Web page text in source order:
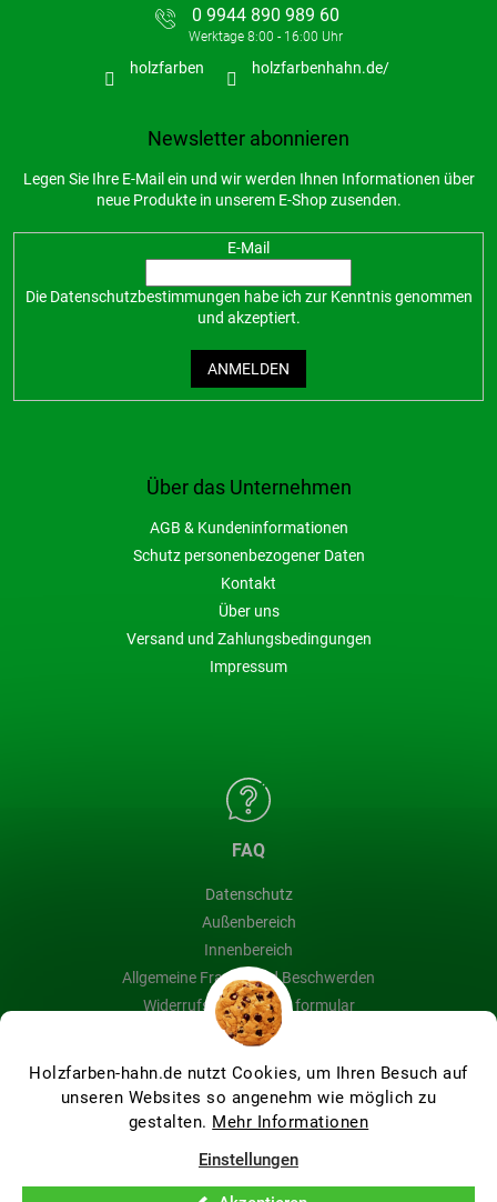
Holzfarben-hahn.de nutzt Cookies, um Ihren Besuch auf
unseren Websites so angenehm wie möglich zu
gestalten. Mehr Informationen
Einstellungen
Über das Unternehmen
AGB & Kundeninformationen
Schutz personenbezogener Daten
Kontakt
Über uns
Versand und Zahlungsbedingungen
Impressum
FAQ
Datenschutz
Außenbereich
Innenbereich
Allgemeine Fragen und Beschwerden
Widerrufsbelehrung & formular
Blog
0 9944 890 989 60
holzfarben holzfarbenhahn.de/
Newsletter abonnieren
Legen Sie Ihre E-Mail ein und wir werden Ihnen Informationen über
neue Produkte in unserem E-Shop zusenden.
E-Mail
Die Datenschutzbestimmungen habe ich zur Kenntnis genommen
und akzeptiert.
ANMELDEN